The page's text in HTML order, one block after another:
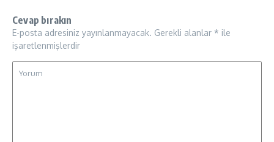
Cevap bırakın
E-posta adresiniz yayınlanmayacak. Gerekli alanlar * ile
işaretlenmişlerdir